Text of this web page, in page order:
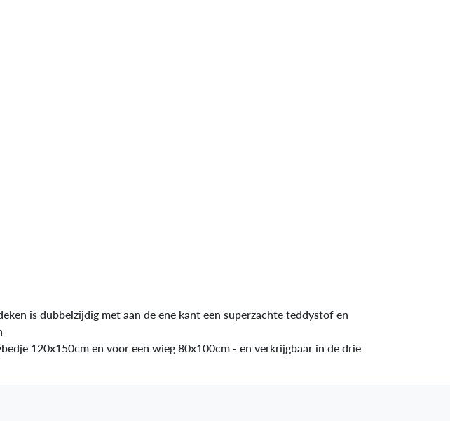
is dubbelzijdig met aan de ene kant een superzachte teddystof en
120x150cm en voor een wieg 80x100cm - en verkrijgbaar in de drie